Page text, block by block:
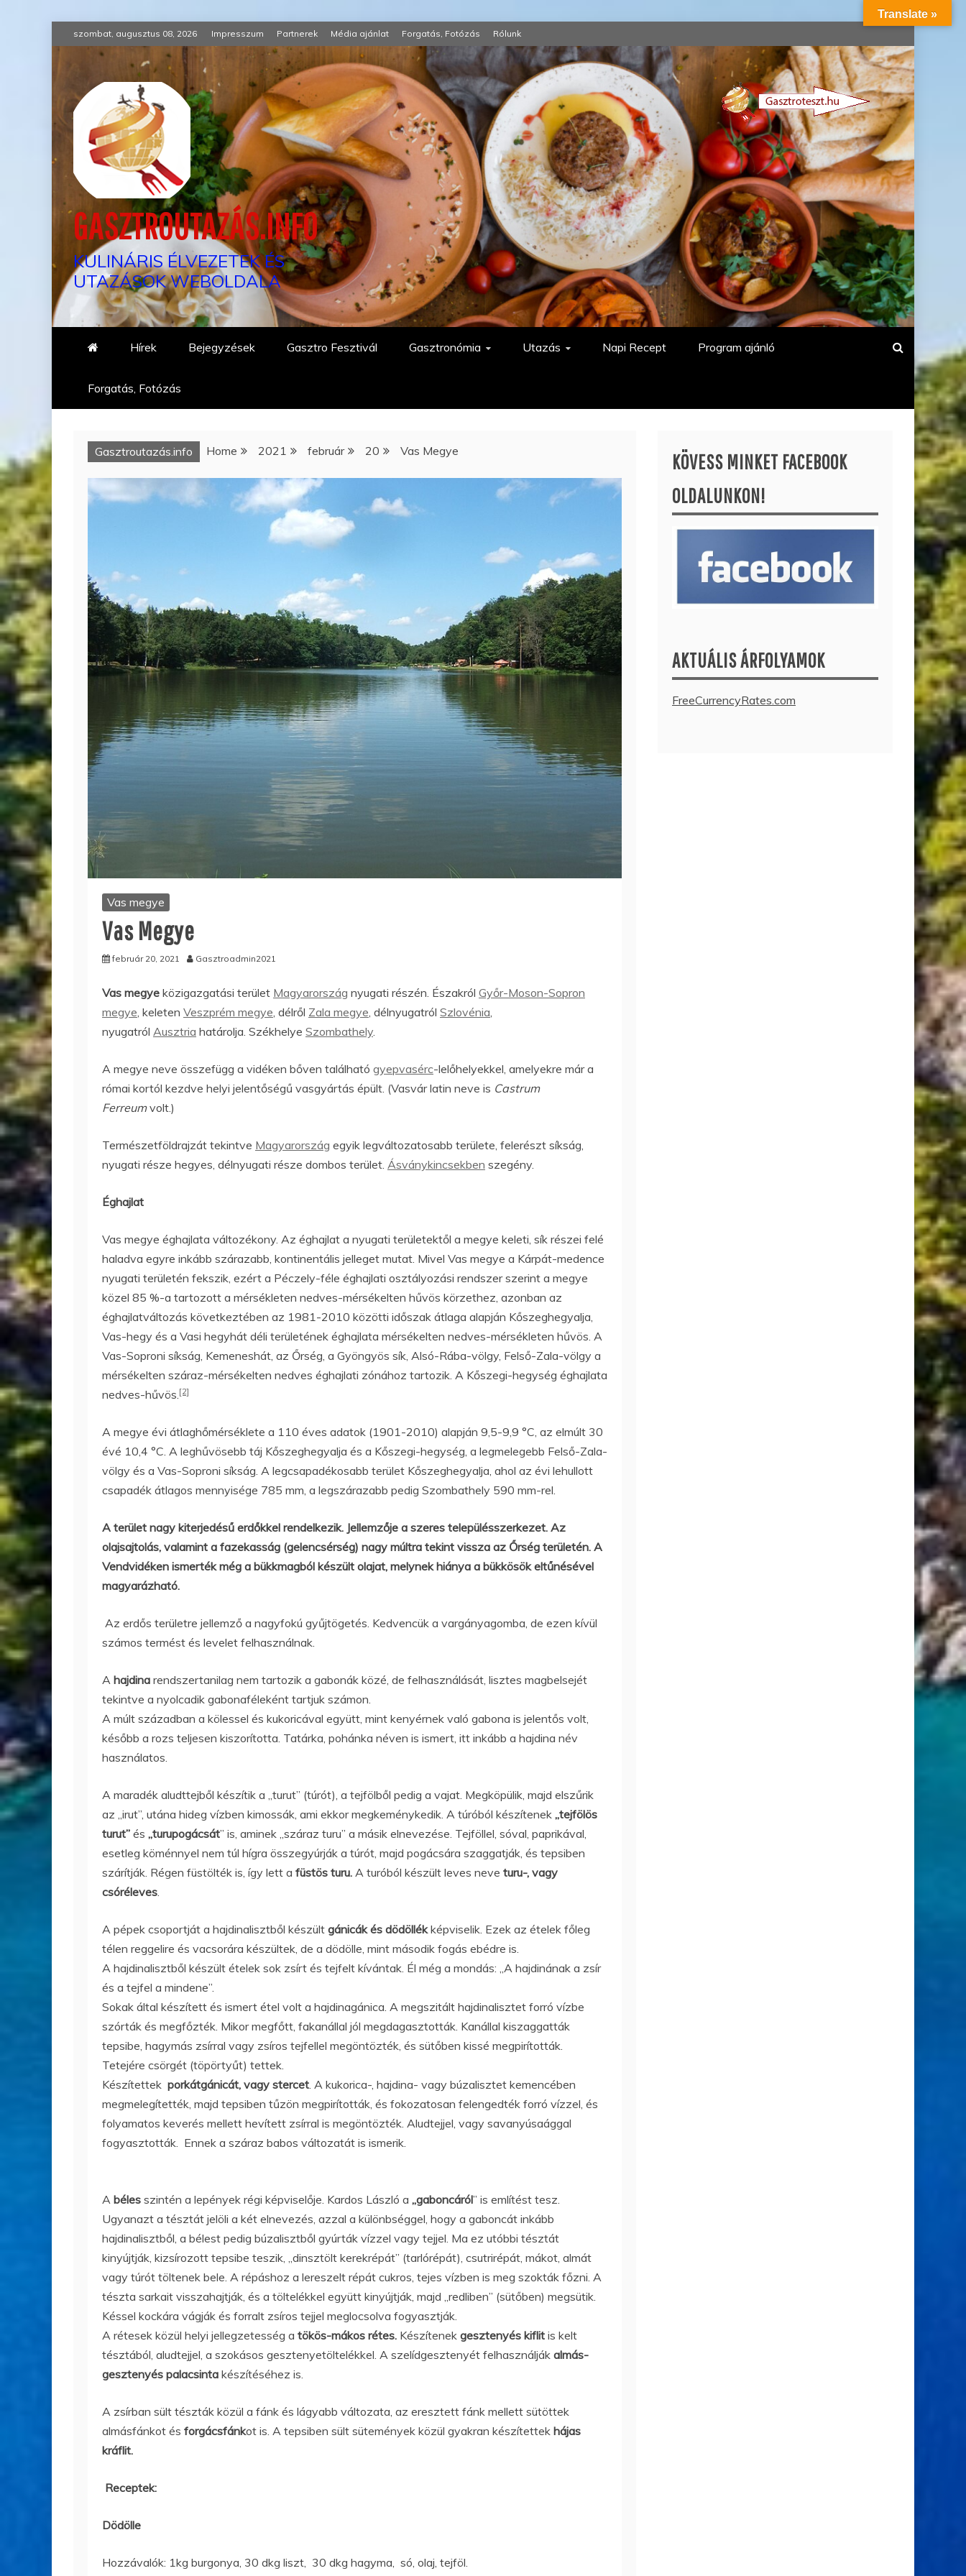
to
szombat, augusztus 08, 2026 Impresszum Partnerek Média ajánlat Forgatás, Fotózás Rólunk
GASZTROUTAZÁS.INFO
KULINÁRIS ÉLVEZETEK ÉS
UTAZÁSOK WEBOLDALA
Hírek Bejegyzések Gasztro Fesztivál Gasztronómia Utazás Napi Recept Program ajánló
Forgatás, Fotózás
Gasztroutazás.info Home 2021 február 20 Vas Megye
Vas megye
Vas Megye
február 20, 2021 Gasztroadmin2021
Vas megye közigazgatási terület Magyarország nyugati részén. Északról Győr-Moson-Sopron
megye, keleten Veszprém megye, délről Zala megye, délnyugatról Szlovénia,
nyugatról Ausztria határolja. Székhelye Szombathely.
A megye neve összefügg a vidéken bőven található gyepvasérc-lelőhelyekkel, amelyekre már a
római kortól kezdve helyi jelentőségű vasgyártás épült. (Vasvár latin neve is Castrum
Ferreumvolt.)
Természetföldrajzát tekintve Magyarország egyik legváltozatosabb területe, felerészt síkság,
nyugati része hegyes, délnyugati része dombos terület. Ásványkincsekben szegény.
Éghajlat
Vas megye éghajlata változékony. Az éghajlat a nyugati területektől a megye keleti, sík részei felé
haladva egyre inkább szárazabb, kontinentális jelleget mutat. Mivel Vas megye a Kárpát-medence
nyugati területén fekszik, ezért a Péczely-féle éghajlati osztályozási rendszer szerint a megye
közel 85 %-a tartozott a mérsékleten nedves-mérsékelten hűvös körzethez, azonban az
éghajlatváltozás következtében az 1981-2010 közötti időszak átlaga alapján Kőszeghegyalja,
Vas-hegy és a Vasi hegyhát déli területének éghajlata mérsékelten nedves-mérsékleten hűvös. A
Vas-Soproni síkság, Kemeneshát, az Őrség, a Gyöngyös sík, Alsó-Rába-völgy, Felső-Zala-völgy a
mérsékelten száraz-mérsékelten nedves éghajlati zónához tartozik. A Kőszegi-hegység éghajlata
nedves-hűvös.[2]
A megye évi átlaghőmérséklete a 110 éves adatok (1901-2010) alapján 9,5-9,9 °C, az elmúlt 30
évé 10,4 °C. A leghűvösebb táj Kőszeghegyalja és a Kőszegi-hegység, a legmelegebb Felső-Zala-
völgy és a Vas-Soproni síkság. A legcsapadékosabb terület Kőszeghegyalja, ahol az évi lehullott
csapadék átlagos mennyisége 785 mm, a legszárazabb pedig Szombathely 590 mm-rel.
A terület nagy kiterjedésű erdőkkel rendelkezik. Jellemzője a szeres településszerkezet. Az
olajsajtolás, valamint a fazekasság (gelencsérség) nagy múltra tekint vissza az Őrség területén. A
Vendvidéken ismerték még a bükkmagból készült olajat, melynek hiánya a bükkösök eltűnésével
magyarázható.
Az erdős területre jellemző a nagyfokú gyűjtögetés. Kedvencük a vargányagomba, de ezen kívül
számos termést és levelet felhasználnak.
A hajdina rendszertanilag nem tartozik a gabonák közé, de felhasználását, lisztes magbelsejét
tekintve a nyolcadik gabonaféleként tartjuk számon.
A múlt században a kölessel és kukoricával együtt, mint kenyérnek való gabona is jelentős volt,
később a rozs teljesen kiszorította. Tatárka, pohánka néven is ismert, itt inkább a hajdina név
használatos.
A maradék aludttejből készítik a „turut” (túrót), a tejfölből pedig a vajat. Megköpülik, majd elszűrik
az „irut”, utána hideg vízben kimossák, ami ekkor megkeménykedik. A túróból készítenek „tejfölös
turut” és „turupogácsát” is, aminek „száraz turu” a másik elnevezése. Tejföllel, sóval, paprikával,
esetleg köménnyel nem túl hígra összegyúrják a túrót, majd pogácsára szaggatják, és tepsiben
szárítják. Régen füstölték is, így lett a füstös turu. A turóból készült leves neve turu-, vagy
csóréleves.
A pépek csoportját a hajdinalisztből készült gánicák és dödöllékképviselik. Ezek az ételek főleg
télen reggelire és vacsorára készültek, de a dödölle, mint második fogás ebédre is.
A hajdinalisztből készült ételek sok zsírt és tejfelt kívántak. Él még a mondás: „A hajdinának a zsír
és a tejfel a mindene”.
Sokak által készített és ismert étel volt a hajdinagánica. A megszitált hajdinalisztet forró vízbe
szórták és megfőzték. Mikor megfőtt, fakanállal jól megdagasztották. Kanállal kiszaggatták
tepsibe, hagymás zsírral vagy zsíros tejfellel megöntözték, és sütőben kissé megpirították.
Tetejére csörgét (töpörtyűt) tettek.
Készítettek porkátgánicát, vagy stercet. A kukorica-, hajdina- vagy búzalisztet kemencében
megmelegítették, majd tepsiben tűzön megpirították, és fokozatosan felengedték forró vízzel, és
folyamatos keverés mellett hevített zsírral is megöntözték. Aludtejjel, vagy savanyúsaággal
fogyasztották. Ennek a száraz babos változatát is ismerik.
A béles szintén a lepények régi képviselője. Kardos László a „gaboncáról” is említést tesz.
Ugyanazt a tésztát jelöli a két elnevezés, azzal a különbséggel, hogy a gaboncát inkább
hajdinalisztből, a bélest pedig búzalisztből gyúrták vízzel vagy tejjel. Ma ez utóbbi tésztát
kinyújtják, kizsírozott tepsibe teszik, „dinsztölt kerekrépát” (tarlórépát), csutrirépát, mákot, almát
vagy túrót töltenek bele. A répáshoz a lereszelt répát cukros, tejes vízben is meg szokták főzni. A
tészta sarkait visszahajtják, és a töltelékkel együtt kinyújtják, majd „redliben” (sütőben) megsütik.
Késsel kockára vágják és forralt zsíros tejjel meglocsolva fogyasztják.
A rétesek közül helyi jellegzetesség a tökös-mákos rétes. Készítenek gesztenyés kiflit is kelt
tésztából, aludtejjel, a szokásos gesztenyetöltelékkel. A szelídgesztenyét felhasználják almás-
gesztenyés palacsinta készítéséhez is.
A zsírban sült tészták közül a fánk és lágyabb változata, az eresztett fánk mellett sütöttek
almásfánkot és forgácsfánkot is. A tepsiben sült sütemények közül gyakran készítettek hájas
kráflit.
Receptek:
Dödölle
Hozzávalók: 1kg burgonya, 30 dkg liszt, 30 dkg hagyma, só, olaj, tejföl.
KÖVESS MINKET FACEBOOK
OLDALUNKON!
AKTUÁLIS ÁRFOLYAMOK
FreeCurrencyRates.com
Translate »